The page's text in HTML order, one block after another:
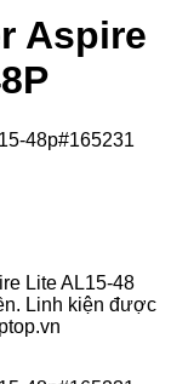
Aspire
Lite AL15-48
Linh kiện được